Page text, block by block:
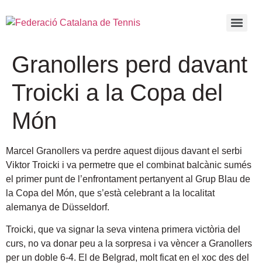
Granollers perd davant
Troicki a la Copa del
Món
Marcel Granollers va perdre aquest dijous davant el serbi
Viktor Troicki i va permetre que el combinat balcànic sumés
el primer punt de l’enfrontament pertanyent al Grup Blau de
la Copa del Món, que s’està celebrant a la localitat
alemanya de Düsseldorf.
Troicki, que va signar la seva vintena primera victòria del
curs, no va donar peu a la sorpresa i va vèncer a Granollers
per un doble 6-4. El de Belgrad, molt ficat en el xoc des del